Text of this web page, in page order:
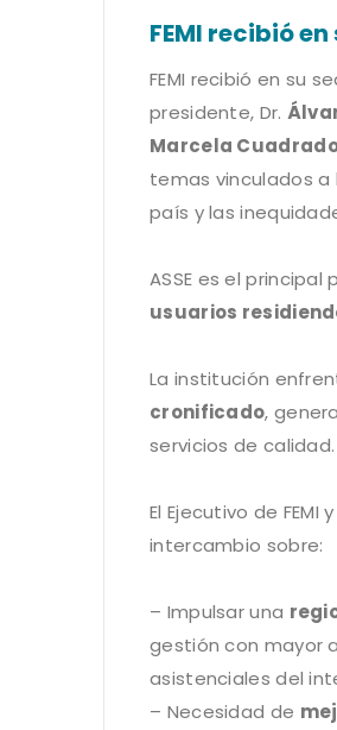
FEMI recibió
FEMI recibió en su
presidente, Dr.
Marcela
temas vinculados
país y las
ASSE es el
usuarios
La institución
cronificado,
servicios de calidad.
El Ejecutivo de
intercambio sobre:
– Impulsar una
gestión con mayor
asistenciales del
– Necesidad de